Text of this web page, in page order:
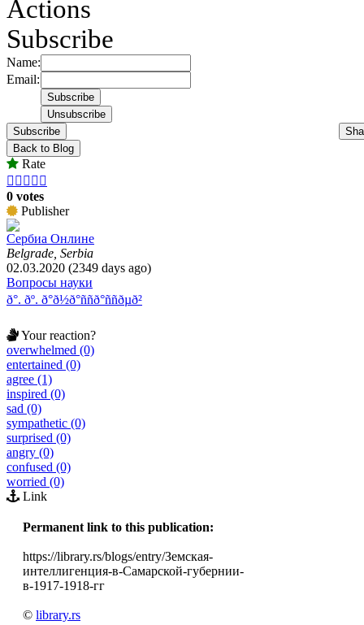
Actions
Subscribe
Name:
Email:
Subscribe
Back to Blog
Rate
    
0 votes
Publisher
Сербиа Онлине
Belgrade, Serbia
02.03.2020 (2349 days ago)
Вопросы науки
ð°. ðº. ð°ð½ð°ññð°ññðµð²
Your reaction?
overwhelmed (0)
entertained (0)
agree (1)
inspired (0)
sad (0)
sympathetic (0)
surprised (0)
angry (0)
confused (0)
worried (0)
Link
Permanent link to this publication:
https://library.rs/blogs/entry/Земская-
интеллигенция-в-Самарской-губернии-
в-1917-1918-гг
© library.rs